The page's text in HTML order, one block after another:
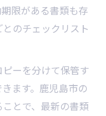
限がある書類も存
のチェックリスト
ーを分けて保管す
ます。鹿児島市の
とで、最新の書類